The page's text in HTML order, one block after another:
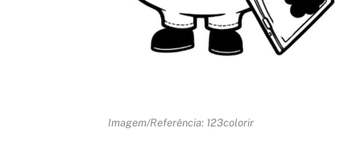
Imagem/Referência: 123colorir